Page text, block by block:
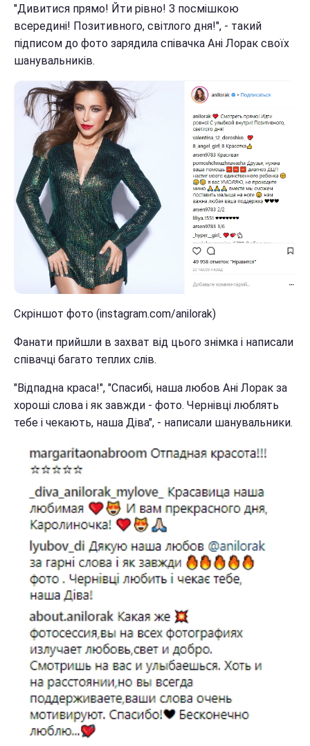
"Дивитися прямо! Йти рівно! З посмішкою
всередині! Позитивного, світлого дня!", - такий
підписом до фото зарядила співачка Ані Лорак своїх
шанувальників.
Скріншот фото (instagram.com/anilorak)
Фанати прийшли в захват від цього знімка і написали
співачці багато теплих слів.
"Відпадна краса!", "Спасибі, наша любов Ані Лорак за
хороші слова і як завжди - фото. Чернівці люблять
тебе і чекають, наша Діва", - написали шанувальники.